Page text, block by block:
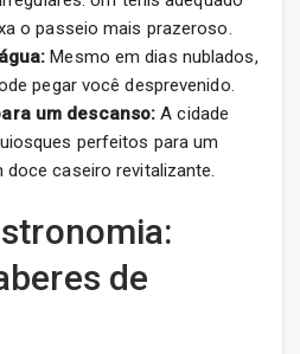
o passeio mais prazeroso.
Mesmo em dias nublados,
pegar você desprevenido.
um descanso: A cidade
perfeitos para um
caseiro revitalizante.
de